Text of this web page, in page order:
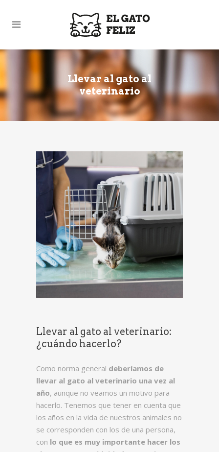
Llevar al gato al
veterinario
Llevar al gato al veterinario:
¿cuándo hacerlo?
Como norma general deberíamos de
llevar al gato al veterinario una vez al
año, aunque no veamos un motivo para
hacerlo. Tenemos que tener en cuenta que
los años en la vida de nuestros animales no
se corresponden con los de una persona,
con lo que es muy importante hacer los